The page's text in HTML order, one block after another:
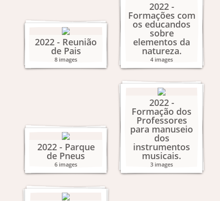
2022 - Reunião
de Pais
8 images
2022 -
Formações com
os educandos
sobre
elementos da
natureza.
4 images
2022 - Parque
de Pneus
6 images
2022 -
Formação dos
Professores
para manuseio
dos
instrumentos
musicais.
3 images